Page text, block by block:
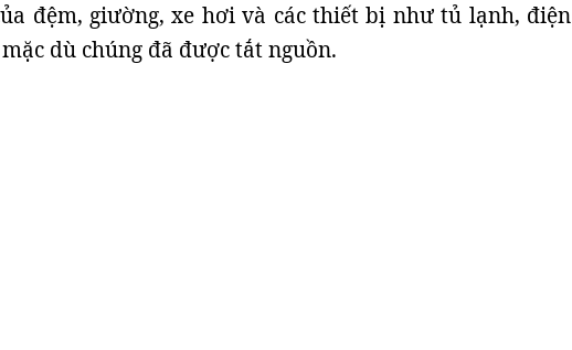
đệm, giường, xe hơi và các thiết bị như tủ lạnh, điện
dù chúng đã được tắt nguồn.